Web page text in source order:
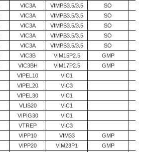
VIC3A VIMPS3.5/3.5
SO
VIC3A VIMPS3.5/3.5
SO
VIC3A VIMPS3.5/3.5
SO
VIC3A VIMPS3.5/3.5
SO
VIC3A VIMPS3.5/3.5
SO
VIC3B VIM15P2.5
GMP
VIC3BH VIM17P2.5
GMP
VIPEL10
VIC1
VIPEL20
VIC3
VIPEL30
VIC1
VLIS20
VIC1
VIPIG30
VIC1
VTREP
VIC3
VIPP10 VIM33
GMP
VIPP20 VIM23P1
GMP